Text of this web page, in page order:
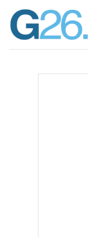
เนื้อหา